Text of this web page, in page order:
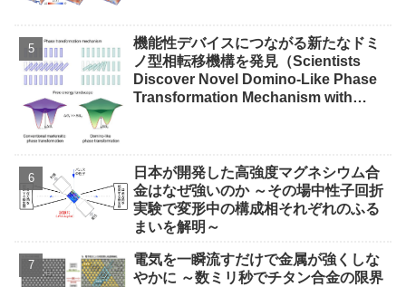
機能性デバイスにつながる新たなドミ
ノ型相転移機構を発見（Scientists
Discover Novel Domino-Like Phase
Transformation Mechanism with
日本が開発した高強度マグネシウム合
金はなぜ強いのか ～その場中性子回折
実験で変形中の構成相それぞれのふる
まいを解明～
電気を一瞬流すだけで金属が強くしな
やかに ～数ミリ秒でチタン合金の限界